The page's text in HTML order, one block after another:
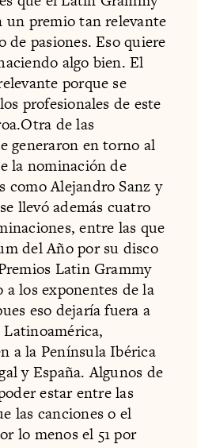
un premio tan relevante
de pasiones. Eso quiere
algo bien. El
porque se
profesionales de este
de las
generaron en torno al
la nominación de
como Alejandro Sanz y
llevó además cuatro
entre las que
del Año por su disco
Latin Grammy
los exponentes de la
eso dejaría fuera a
a la Península Ibérica
y España. Algunos de
estar entre las
las canciones o el
lo menos el 51 por